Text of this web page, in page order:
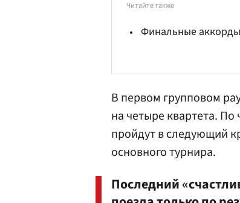
Читайте также
Финальные
В первом групповом
на четыре квартета.
пройдут в следующий
основного турнира.
Последний